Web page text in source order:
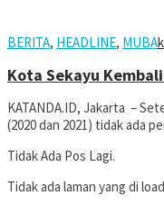
BERITA, HEADLINE, MUBA
Kota Sekayu
KATANDA.ID, Jakarta –
(2020 dan 2021) tidak ada
Tidak Ada Pos Lagi.
Tidak ada laman yang di